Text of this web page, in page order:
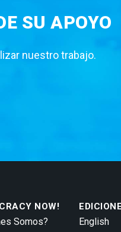
SU APOYO
nuestro trabajo.
NOW!
Somos? English